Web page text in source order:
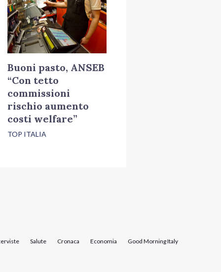
Buoni pasto, ANSEB
“Con tetto
commissioni
rischio aumento
costi welfare”
TOP ITALIA
Salute Cronaca Economia Good Morning Italy